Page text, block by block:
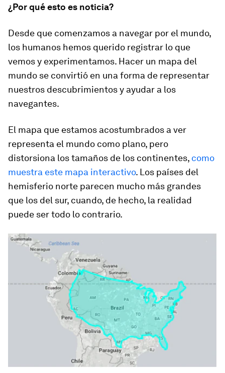
¿Por qué esto es noticia?
Desde que comenzamos a navegar por el mundo,
los humanos hemos querido registrar lo que
vemos y experimentamos. Hacer un mapa del
mundo se convirtió en una forma de representar
nuestros descubrimientos y ayudar a los
navegantes.
El mapa que estamos acostumbrados a ver
representa el mundo como plano, pero
distorsiona los tamaños de los continentes, como
muestra este mapa interactivo. Los países del
hemisferio norte parecen mucho más grandes
que los del sur, cuando, de hecho, la realidad
puede ser todo lo contrario.